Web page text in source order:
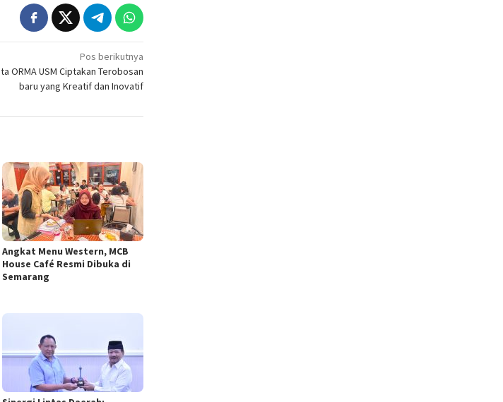
Pos berikutnya
ORMA USM Ciptakan Terobosan
baru yang Kreatif dan Inovatif
Angkat Menu Western, MCB
House Café Resmi Dibuka di
Semarang